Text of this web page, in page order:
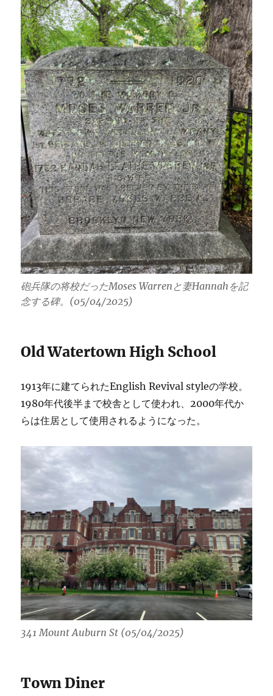
砲兵隊の将校だったMoses Warrenと妻Hannahを記
念する碑。(05/04/2025)
Old Watertown High School
1913年に建てられたEnglish Revival styleの学校。
1980年代後半まで校舎として使われ、2000年代か
らは住居として使用されるようになった。
341 Mount Auburn St (05/04/2025)
Town Diner